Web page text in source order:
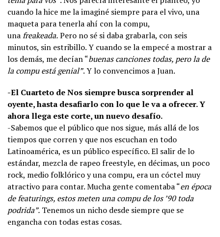
cuando la hice me la imaginé siempre para el vivo, una
maqueta para tenerla ahí con la compu,
unafreakeada.Pero no sé si daba grabarla, con seis
minutos, sin estribillo. Y cuando se la empecé a mostrar a
los demás, me decían “buenas canciones todas, pero la de
la compu está genial”. Y lo convencimos a Juan.
-El Cuarteto de Nos siempre busca sorprender al
oyente, hasta desafiarlo con lo que le va a ofrecer. Y
ahora llega este corte, un nuevo desafío.
-Sabemos que el público que nos sigue, más allá de los
tiempos que corren y que nos escuchan en todo
Latinoamérica, es un público específico. El salir de lo
estándar, mezcla de rapeo freestyle, en décimas, un poco
rock, medio folklórico y una compu, era un cóctel muy
atractivo para contar. Mucha gente comentaba “en época
de featurings, estos meten una compu de los ’90 toda
podrida”. Tenemos un nicho desde siempre que se
engancha con todas estas cosas.